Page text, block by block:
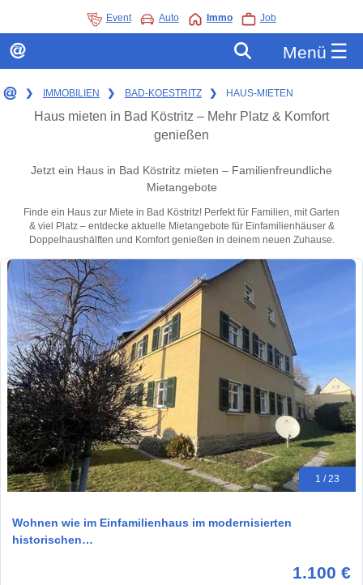
Event Auto Immo Job
Menü ☰
❯ IMMOBILIEN ❯ BAD-KOESTRITZ ❯ HAUS-MIETEN
Haus mieten in Bad Köstritz – Mehr Platz & Komfort
genießen
Jetzt ein Haus in Bad Köstritz mieten – Familienfreundliche
Mietangebote
Finde ein Haus zur Miete in Bad Köstritz! Perfekt für Familien, mit Garten
& viel Platz – entdecke aktuelle Mietangebote für Einfamilienhäuser &
Doppelhaushälften und Komfort genießen in deinem neuen Zuhause.
1 / 23
Wohnen wie im Einfamilienhaus im modernisierten
historischen…
1.100 €